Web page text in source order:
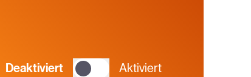
Deaktiviert Aktiviert